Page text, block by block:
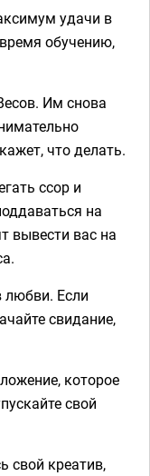
удачи в
обучению,
Им снова
что делать.
ссор и
на
вывести вас на
любви. Если
свидание,
которое
свой
свой креатив,